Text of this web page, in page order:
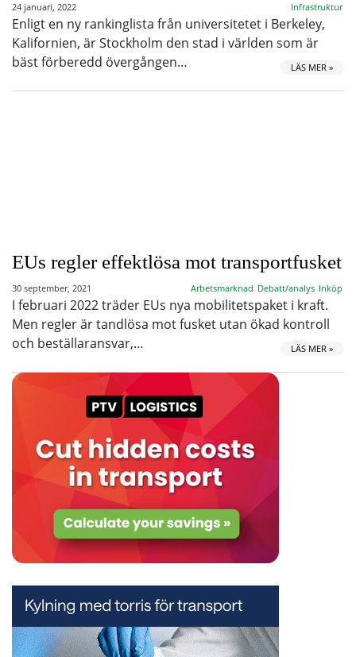
24 januari, 2022 Infrastruktur
Enligt en ny rankinglista från universitetet i Berkeley,
Kalifornien, är Stockholm den stad i världen som är
bäst förberedd övergången…
LÄS MER »
EUs regler effektlösa mot transportfusket
30 september, 2021 Arbetsmarknad Debatt/analys Inköp
I februari 2022 träder EUs nya mobilitetspaket i kraft.
Men regler är tandlösa mot fusket utan ökad kontroll
och beställaransvar,…
LÄS MER »